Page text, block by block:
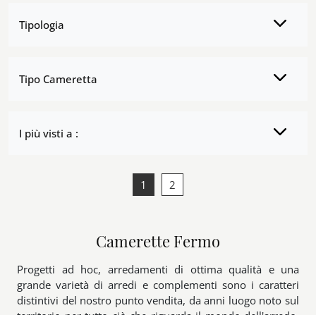
Tipologia
Tipo Cameretta
I più visti a :
1 2
Camerette Fermo
Progetti ad hoc, arredamenti di ottima qualità e una
grande varietà di arredi e complementi sono i caratteri
distintivi del nostro punto vendita, da anni luogo noto sul